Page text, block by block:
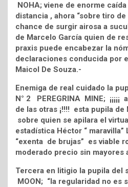
NOHA; viene de enorme
distancia , ahora “sobre tiro
chance de surgir airosa a
de Marcelo García quien de
praxis puede encabezar la
declaraciones conducida por
Maicol De Souza.-
Enemiga de real cuidado la
N° 2 PEREGRINA MINE;
de las otras ¡!!!! esta pupila de
sobre quien se apilara el
estadística Héctor “ maravilla”
“exenta de brujas” es viable
moderado precio sin mayores
Tercera en litigio la pupila
MOON; “la regularidad no es